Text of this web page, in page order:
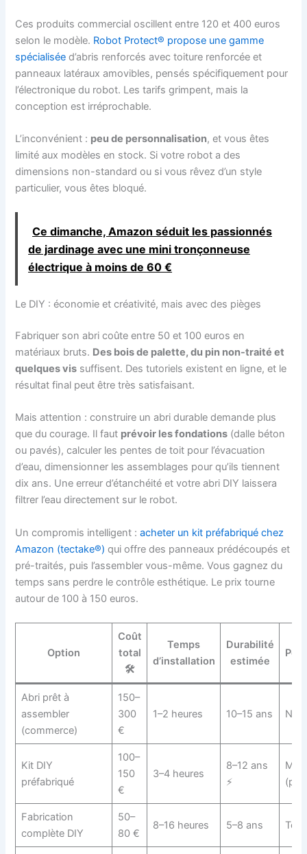
Ces produits commercial oscillent entre 120 et 400 euros
selon le modèle. Robot Protect® propose une gamme
spécialisée d’abris renforcés avec toiture renforcée et
panneaux latéraux amovibles, pensés spécifiquement pour
l’électronique du robot. Les tarifs grimpent, mais la
conception est irréprochable.
L’inconvénient : peu de personnalisation, et vous êtes
limité aux modèles en stock. Si votre robot a des
dimensions non-standard ou si vous rêvez d’un style
particulier, vous êtes bloqué.
Ce dimanche, Amazon séduit les passionnés
de jardinage avec une mini tronçonneuse
électrique à moins de 60 €
Le DIY : économie et créativité, mais avec des pièges
Fabriquer son abri coûte entre 50 et 100 euros en
matériaux bruts. Des bois de palette, du pin non-traité et
quelques vis suffisent. Des tutoriels existent en ligne, et le
résultat final peut être très satisfaisant.
Mais attention : construire un abri durable demande plus
que du courage. Il faut prévoir les fondations (dalle béton
ou pavés), calculer les pentes de toit pour l’évacuation
d’eau, dimensionner les assemblages pour qu’ils tiennent
dix ans. Une erreur d’étanchéité et votre abri DIY laissera
filtrer l’eau directement sur le robot.
Un compromis intelligent :acheter un kit préfabriqué chez
Amazon (tectake®) qui offre des panneaux prédécoupés et
pré-traités, puis l’assembler vous-même. Vous gagnez du
temps sans perdre le contrôle esthétique. Le prix tourne
autour de 100 à 150 euros.
Option
Coût
total
🛠️
Temps
d’installation
Durabilité
estimée
Abri prêt à
assembler
(commerce)
150–
300
€
1–2 heures 10–15 ans
Kit DIY
préfabriqué
100–
150
€
3–4 heures
8–12 ans
⚡
Fabrication
complète DIY
50–
80 €
8–16 heures 5–8 ans